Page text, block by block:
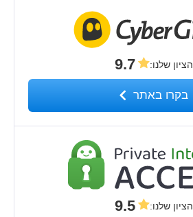
הציון שלנו:
9.7
בקרו באתר
הציון שלנו:
9.5